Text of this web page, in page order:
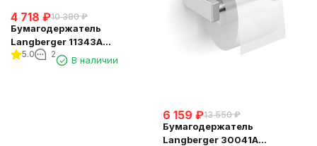
4 718 ₽10 380 ₽
Бумагодержатель
Langberger 11343A
туалетной бумаги без
крышки квадратный
5.0 2
В наличии
6 159 ₽13 550 ₽
Бумагодержатель
Langberger 30041A